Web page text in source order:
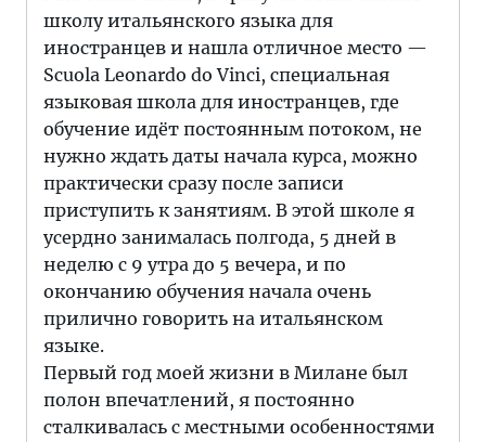
школу итальянского языка для
иностранцев и нашла отличное место —
Scuola Leonardo do Vinci, специальная
языковая школа для иностранцев, где
обучение идёт постоянным потоком, не
нужно ждать даты начала курса, можно
практически сразу после записи
приступить к занятиям. В этой школе я
усердно занималась полгода, 5 дней в
неделю с 9 утра до 5 вечера, и по
окончанию обучения начала очень
прилично говорить на итальянском
языке.
Первый год моей жизни в Милане был
полон впечатлений, я постоянно
сталкивалась с местными особенностями